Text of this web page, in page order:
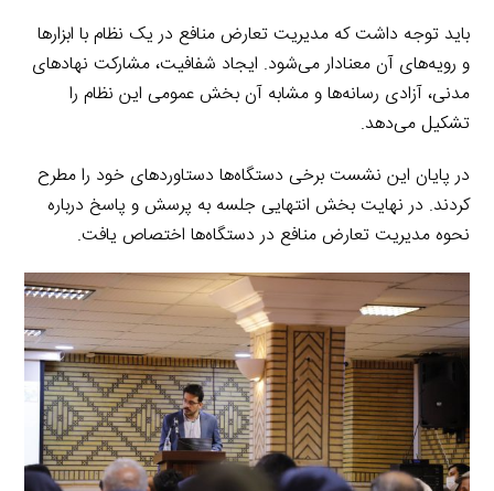
باید توجه داشت که مدیریت تعارض منافع در یک نظام با ابزارها
و رویه‌های آن معنادار می‌شود. ایجاد شفافیت، مشارکت نهادهای
مدنی، آزادی رسانه‌ها و مشابه آن بخش عمومی این نظام را
تشکیل می‌دهد.
در پایان این نشست برخی دستگاه‌ها دستاوردهای خود را مطرح
کردند. در نهایت بخش انتهایی جلسه به پرسش و پاسخ درباره
نحوه مدیریت تعارض منافع در دستگاه‌ها اختصاص یافت.